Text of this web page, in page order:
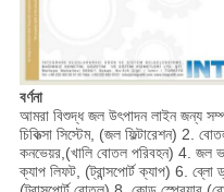
বর্ণনা
আমরা বিশুদ্ধ জল উৎপাদন লাইন জন্য
চিকিত্সা সিস্টেম, (জল ফিল্টারেশন) 2.
কনভেয়র,(খালি বোতল পরিবহন) 4. জল
ক্যাপ লিফট, (ট্রান্সপোর্ট ক্যাপ) 6. ব্লো